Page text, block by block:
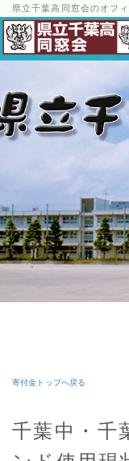
県立千葉高同窓会のオフ
寄付金 トップへ戻る
千葉中・千